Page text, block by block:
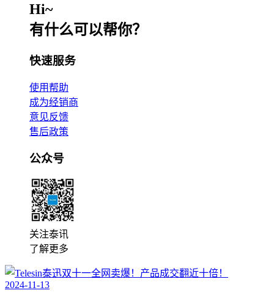
Hi~
有什么可以帮你？
快速服务
使用帮助
成为经销商
意见反馈
售后政策
公众号
关注泰讯
了解更多
2024-11-13